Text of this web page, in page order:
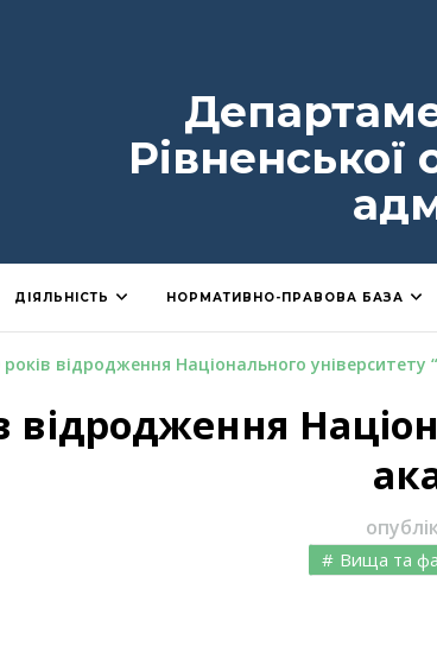
Рівненської
ДІЯЛЬНІСТЬ НОРМАТИВНО-ПРАВОВА БАЗА
років відродження Національного університету
відродження
Вища та